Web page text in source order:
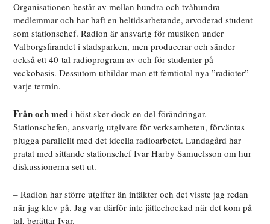
Organisationen består av mellan hundra och tvåhundra
medlemmar och har haft en heltidsarbetande, arvoderad student
som stationschef. Radion är ansvarig för musiken under
Valborgsfirandet i stadsparken, men producerar och sänder
också ett 40-tal radioprogram av och för studenter på
veckobasis. Dessutom utbildar man ett femtiotal nya ”radioter”
varje termin.
Från och med i höst sker dock en del förändringar.
Stationschefen, ansvarig utgivare för verksamheten, förväntas
plugga parallellt med det ideella radioarbetet. Lundagård har
pratat med sittande stationschef Ivar Harby Samuelsson om hur
diskussionerna sett ut.
– Radion har större utgifter än intäkter och det visste jag redan
när jag klev på. Jag var därför inte jättechockad när det kom på
tal, berättar Ivar.